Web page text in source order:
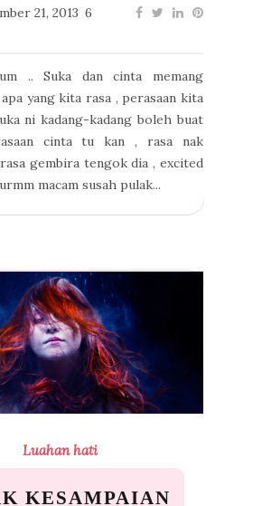
21, 2013 6
.. Suka dan cinta memang
yang kita rasa , perasaan kita
ni kadang-kadang boleh buat
cinta tu kan , rasa nak
gembira tengok dia , excited
macam susah pulak...
Luahan hati
KESAMPAIAN